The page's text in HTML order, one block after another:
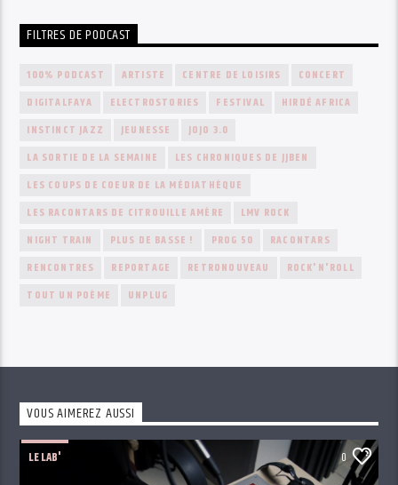
FILTRES DE PODCAST
100% PODCAST ARTISTE CENTRE DE LOISIRS
CONCERT
DIGITALFAYA
ELECTROSTORIES FESTIVAL
HIRDÉ AFRICA
INSTINCT JAZZ
JEUNESSE
JOJO 3.0
LA SORTIE DE LA SEMAINE
LES CHRONIQUES DE JJBEN
LES COUPS DE COEUR DE LA MÉDIATHÈQUE
LES RACONTARS DE CITROUILLE AMÈRE
LMV ROCK
NIGHT TRAIN
PLUS DE BASSE ! PROG 50
RACONTARS
RENCONTRES
REPORTAGE RETRONOUVEAU
ROCK'N'ROLL
TOUT UN POÈME
UNPLUG
VOUS AIMEREZ AUSSI
LE LAB' 0